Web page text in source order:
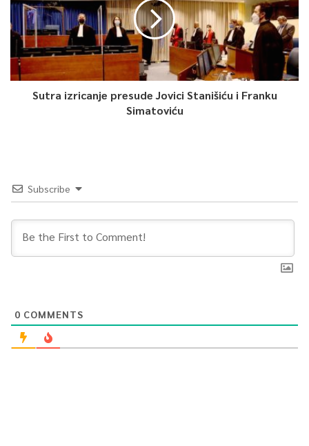
Poručuju da sve te površine imaju vlasnika ili upravitelja koji su
po zakonu dužni vršiti njihovo komunalno održavanje,
saopćeno je iz KJKP Park.
Article Rating
Sutra izricanje presude Jovici Stanišiću i Franku
Simatoviću
Subscribe
0 COMMENTS